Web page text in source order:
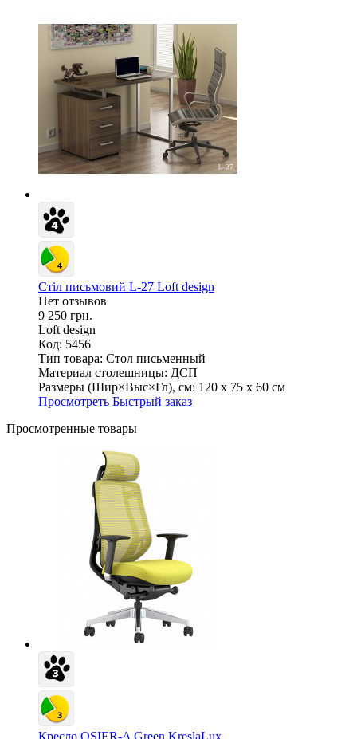
Стіл письмовий L-27 Loft design
Нет отзывов
9 250 грн.
Loft design
Код: 5456
Тип товара: Стол письменный
Материал столешницы: ДСП
Размеры (Шир×Выс×Гл), см: 120 х 75 х 60 см
Просмотреть Быстрый заказ
Просмотренные товары